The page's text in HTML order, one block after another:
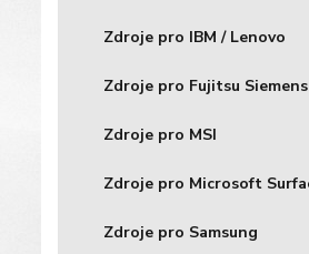
Zdroje pro IBM / Lenovo
Zdroje pro Fujitsu Siemens
Zdroje pro MSI
Zdroje pro Microsoft
Zdroje pro Samsung